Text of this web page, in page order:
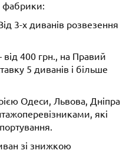
фабрики:
3-х диванів розвезення
400 грн., на Правий
5 диванів і більше
Одеси, Львова, Дніпра
які
зі знижкою